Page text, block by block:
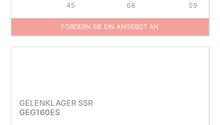
45 68 59
FORDERN SIE EIN ANGEBOT AN
GELENKLAGER SSR
GEG160ES